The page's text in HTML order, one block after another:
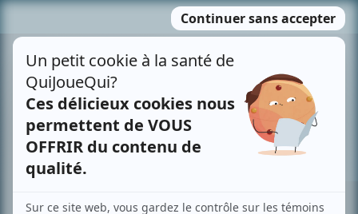
MENU
contenu
Recherche avancée »